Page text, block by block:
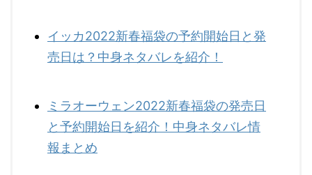
イッカ2022新春福袋の予約開始日と発
売日は？中身ネタバレを紹介！
ミラオーウェン2022新春福袋の発売日
と予約開始日を紹介！中身ネタバレ情
報まとめ